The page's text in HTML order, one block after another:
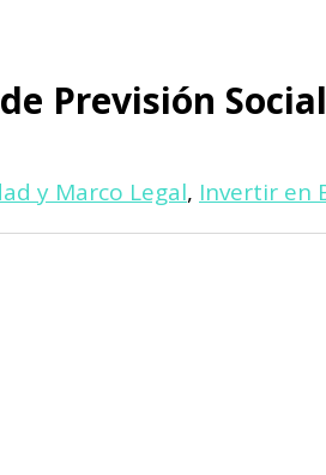
de Previsión
y Marco Legal, Invertir en